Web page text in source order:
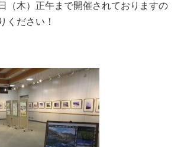
（木）正午まで開催されておりますの
ください！